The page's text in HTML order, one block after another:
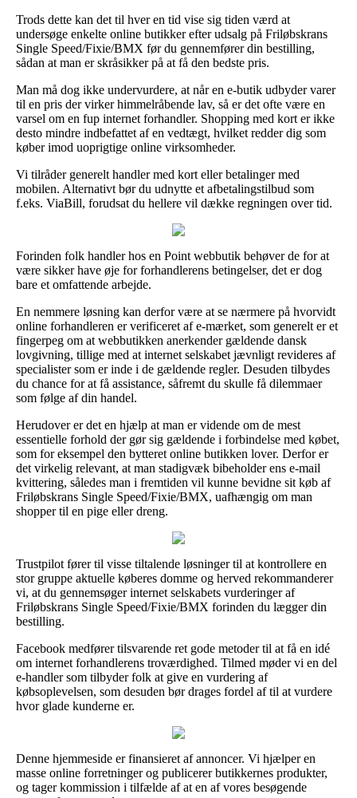
Trods dette kan det til hver en tid vise sig tiden værd at
undersøge enkelte online butikker efter udsalg på Friløbskrans
Single Speed/Fixie/BMX før du gennemfører din bestilling,
sådan at man er skråsikker på at få den bedste pris.
Man må dog ikke undervurdere, at når en e-butik udbyder varer
til en pris der virker himmelråbende lav, så er det ofte være en
varsel om en fup internet forhandler. Shopping med kort er ikke
desto mindre indbefattet af en vedtægt, hvilket redder dig som
køber imod uoprigtige online virksomheder.
Vi tilråder generelt handler med kort eller betalinger med
mobilen. Alternativt bør du udnytte et afbetalingstilbud som
f.eks. ViaBill, forudsat du hellere vil dække regningen over tid.
Forinden folk handler hos en Point webbutik behøver de for at
være sikker have øje for forhandlerens betingelser, det er dog
bare et omfattende arbejde.
En nemmere løsning kan derfor være at se nærmere på hvorvidt
online forhandleren er verificeret af e-mærket, som generelt er et
fingerpeg om at webbutikken anerkender gældende dansk
lovgivning, tillige med at internet selskabet jævnligt revideres af
specialister som er inde i de gældende regler. Desuden tilbydes
du chance for at få assistance, såfremt du skulle få dilemmaer
som følge af din handel.
Herudover er det en hjælp at man er vidende om de mest
essentielle forhold der gør sig gældende i forbindelse med købet,
som for eksempel den bytteret online butikken lover. Derfor er
det virkelig relevant, at man stadigvæk bibeholder ens e-mail
kvittering, således man i fremtiden vil kunne bevidne sit køb af
Friløbskrans Single Speed/Fixie/BMX, uafhængig om man
shopper til en pige eller dreng.
Trustpilot fører til visse tiltalende løsninger til at kontrollere en
stor gruppe aktuelle køberes domme og herved rekommanderer
vi, at du gennemsøger internet selskabets vurderinger af
Friløbskrans Single Speed/Fixie/BMX forinden du lægger din
bestilling.
Facebook medfører tilsvarende ret gode metoder til at få en idé
om internet forhandlerens troværdighed. Tilmed møder vi en del
e-handler som tilbyder folk at give en vurdering af
købsoplevelsen, som desuden bør drages fordel af til at vurdere
hvor glade kunderne er.
Denne hjemmeside er finansieret af annoncer. Vi hjælper en
masse online forretninger og publicerer butikkernes produkter,
og tager kommission i tilfælde af at en af vores besøgende